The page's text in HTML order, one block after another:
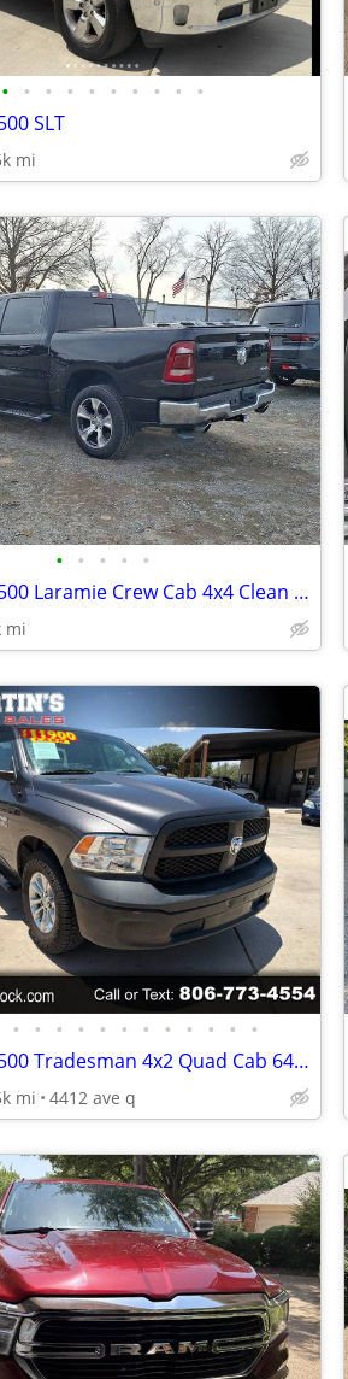
• • • • • • • • • •
SLT
mi
• • • • •
2023 Ram 1500 Laramie Crew Cab 4x4 Clean Low Miles
mi
• • • • • • • • • • • •
2018 RAM 1500 Tradesman 4x2 Quad Cab 64 Box
mi 4412 ave q